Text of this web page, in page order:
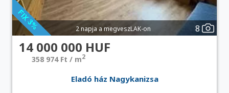
2 napja a megveszLAK-on 8
14 000 000 HUF
358 974 Ft / m2
Eladó ház Nagykanizsa